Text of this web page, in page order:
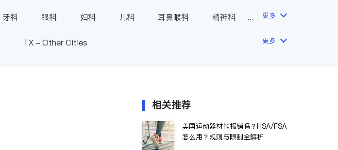
牙科 眼科 妇科 儿科 耳鼻喉科
精神科
更多
TX - Other Cities 更多
相关推荐
美国运动器材能报销吗？HSA/FSA
怎么用？规则与限制全解析